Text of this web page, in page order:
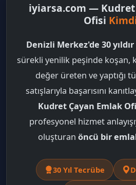
iyiarsa.com — Kudret
Ofisi
Denizli Merkez'de 30 yıldır
sürekli yenilik peşinde koşan,
değer üreten ve yaptığı
satışlarıyla başarısını
Kudret Çayan Emlak
profesyonel hizmet
oluşturan öncü bir
30 Yıl Tecrübe